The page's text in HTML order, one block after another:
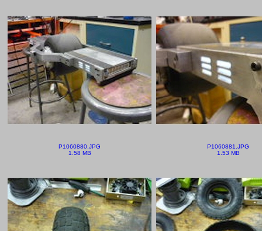
P1060880.JPG
1.58 MB
P1060881.JPG
1.53 MB